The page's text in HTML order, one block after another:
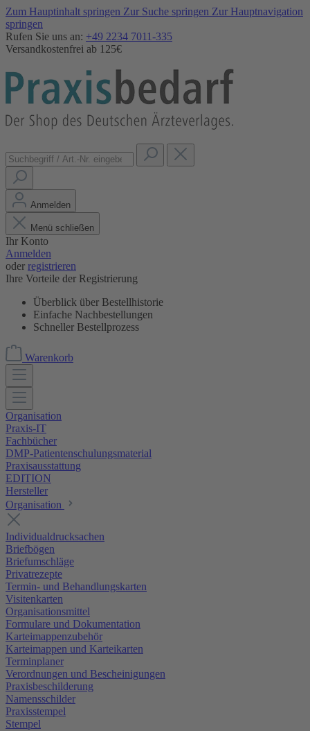
Zum Hauptinhalt springen Zur Suche springen Zur Hauptnavigation
springen
Rufen Sie uns an: +49 2234 7011-335
Versandkostenfrei ab 125€
Anmelden
Menü schließen
Ihr Konto
Anmelden
oder registrieren
Ihre Vorteile der Registrierung
Überblick über Bestellhistorie
Einfache Nachbestellungen
Schneller Bestellprozess
Warenkorb
Organisation
Praxis-IT
Fachbücher
DMP-Patientenschulungsmaterial
Praxisausstattung
EDITION
Hersteller
Organisation
Individualdrucksachen
Briefbögen
Briefumschläge
Privatrezepte
Termin- und Behandlungskarten
Visitenkarten
Organisationsmittel
Formulare und Dokumentation
Karteimappenzubehör
Karteimappen und Karteikarten
Terminplaner
Verordnungen und Bescheinigungen
Praxisbeschilderung
Namensschilder
Praxisstempel
Stempel